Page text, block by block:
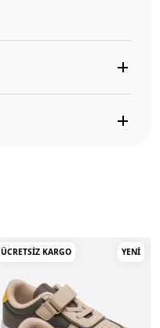
ÜCRETSIZ KARGO YENI